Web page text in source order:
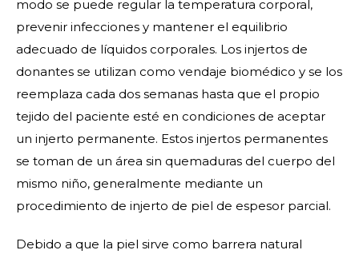
modo se puede regular la temperatura corporal,
prevenir infecciones y mantener el equilibrio
adecuado de líquidos corporales. Los injertos de
donantes se utilizan como vendaje biomédico y se los
reemplaza cada dos semanas hasta que el propio
tejido del paciente esté en condiciones de aceptar
un injerto permanente. Estos injertos permanentes
se toman de un área sin quemaduras del cuerpo del
mismo niño, generalmente mediante un
procedimiento de injerto de piel de espesor parcial.
Debido a que la piel sirve como barrera natural